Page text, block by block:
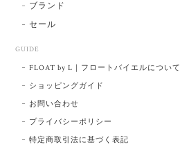
ブランド
セール
GUIDE
FLOAT by L｜フロートバイエルについて
ショッピングガイド
お問い合わせ
プライバシーポリシー
特定商取引法に基づく表記